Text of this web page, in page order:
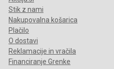
Stik z nami
Nakupovalna košarica
Plačilo
O dostavi
Reklamacije in vračila
Financiranje Grenke